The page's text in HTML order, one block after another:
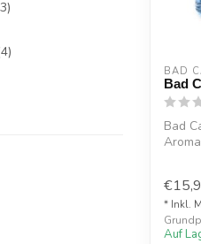
BAD
Bad
Bad
* Inkl.
Auf